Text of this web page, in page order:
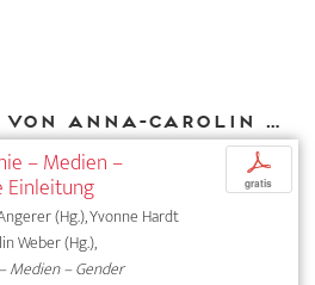
Weitere Texte von Anna-Carolin Weber bei DIAPHANES
– Medien –
Einleitung
(Hg.), Yvonne Hardt
Weber (Hg.),
Medien – Gender
p
gratis